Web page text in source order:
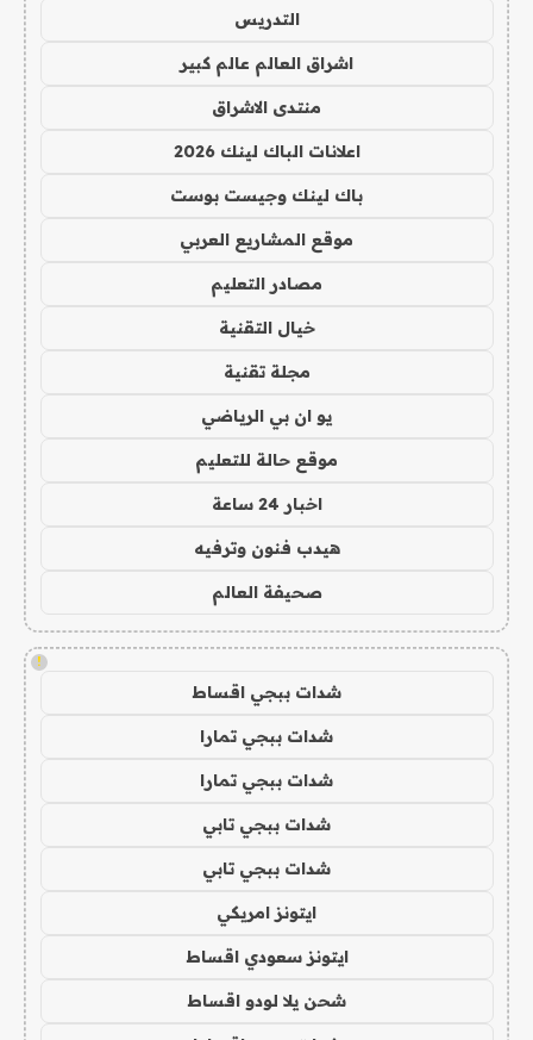
التدريس
اشراق العالم عالم كبير
منتدى الاشراق
اعلانات الباك لينك 2026
باك لينك وجيست بوست
موقع المشاريع العربي
مصادر التعليم
خيال التقنية
مجلة تقنية
يو ان بي الرياضي
موقع حالة للتعليم
اخبار 24 ساعة
هيدب فنون وترفيه
صحيفة العالم
!
شدات ببجي اقساط
شدات ببجي تمارا
شدات ببجي تمارا
شدات ببجي تابي
شدات ببجي تابي
ايتونز امريكي
ايتونز سعودي اقساط
شحن يلا لودو اقساط